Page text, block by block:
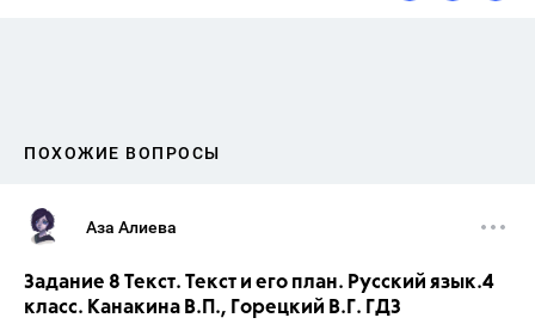
ПОХОЖИЕ ВОПРОСЫ
Аза Алиева
Задание 8 Текст. Текст и его план. Русский язык.4
класс. Канакина В.П., Горецкий В.Г. ГДЗ